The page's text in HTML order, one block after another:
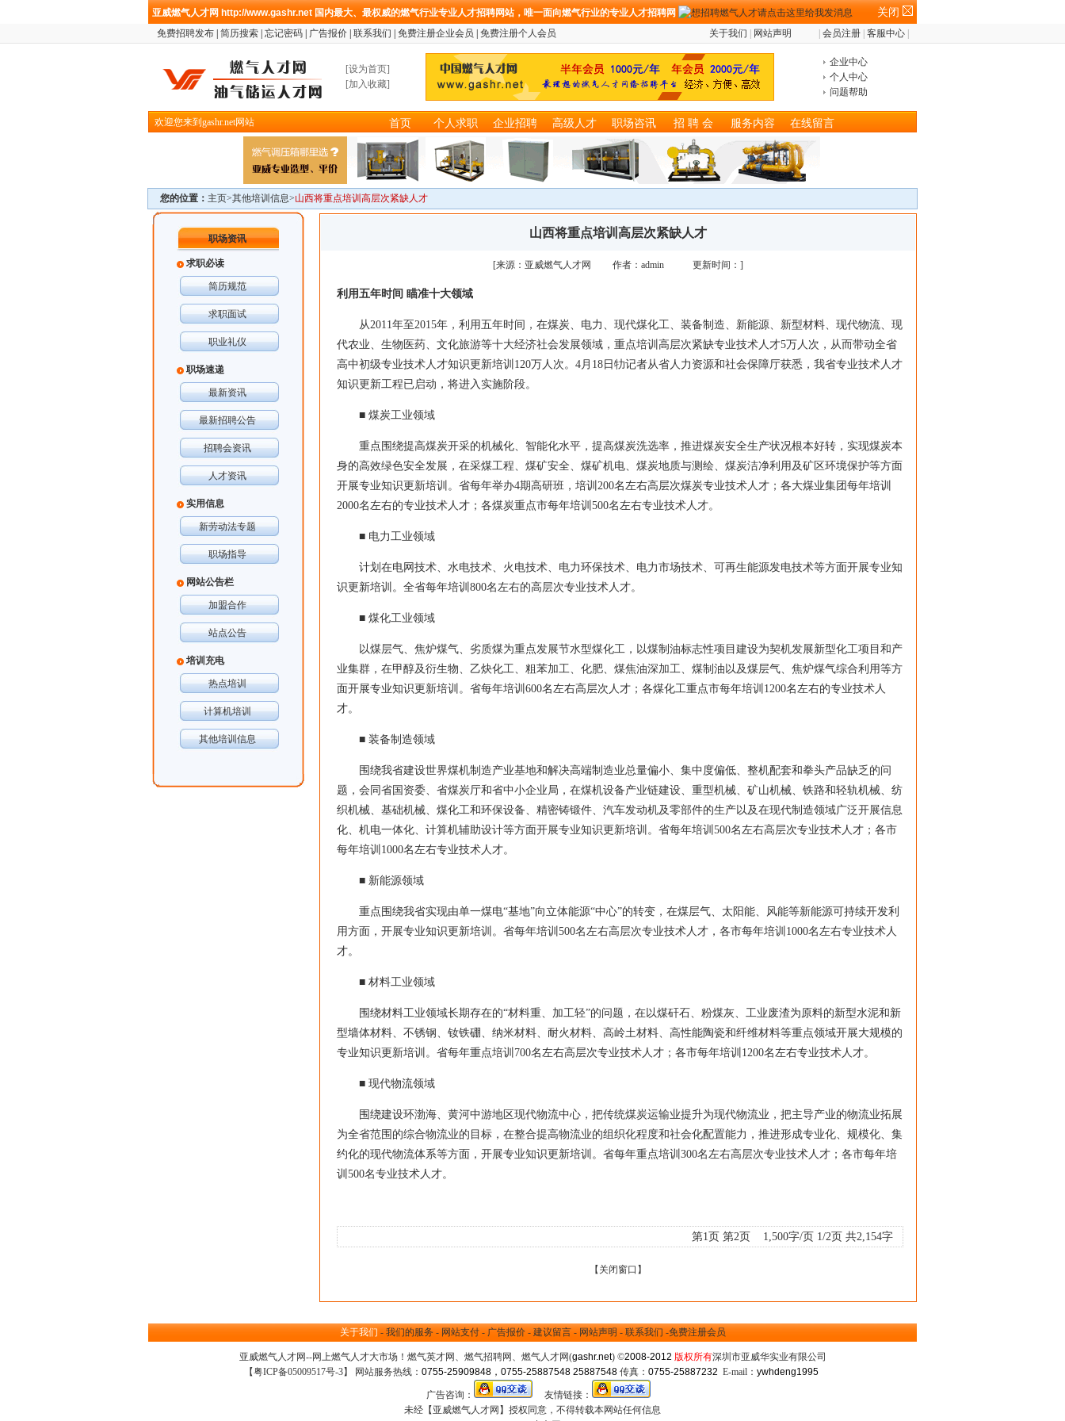
亚威燃气人才网 http://www.gashr.net 国内最大、最权威的燃气行业专业人才招聘网站，唯一面向燃气行业的专业人才招聘网 关闭
免费招聘发布 简历搜索 忘记密码 广告报价 联系我们 免费注册企业会员 免费注册个人会员 关于我们 网站声明 会员注册 客服中心
[设为首页]
[加入收藏]
企业中心
个人中心
问题帮助
欢迎您来到gashr.net网站 首页 个人求职 企业招聘 高级人才 职场咨讯 招 聘 会 服务内容 在线留言
您的位置： 主页>其他培训信息>山西将重点培训高层次紧缺人才
职场资讯
求职必读
简历规范
求职面试
职业礼仪
职场速递
最新资讯
最新招聘公告
招聘会资讯
人才资讯
实用信息
新劳动法专题
职场指导
网站公告栏
加盟合作
站点公告
培训充电
热点培训
计算机培训
其他培训信息
山西将重点培训高层次紧缺人才
[来源：亚威燃气人才网 作者：admin 更新时间：]
利用五年时间 瞄准十大领域
从2011年至2015年，利用五年时间，在煤炭、电力、现代煤化工、装备制造、新能源、新型材料、现代物流、现
代农业、生物医药、文化旅游等十大经济社会发展领域，重点培训高层次紧缺专业技术人才5万人次，从而带动全省
高中初级专业技术人才知识更新培训120万人次。4月18日牞记者从省人力资源和社会保障厅获悉，我省专业技术人才
知识更新工程已启动，将进入实施阶段。
■ 煤炭工业领域
重点围绕提高煤炭开采的机械化、智能化水平，提高煤炭洗选率，推进煤炭安全生产状况根本好转，实现煤炭本
身的高效绿色安全发展，在采煤工程、煤矿安全、煤矿机电、煤炭地质与测绘、煤炭洁净利用及矿区环境保护等方面
开展专业知识更新培训。省每年举办4期高研班，培训200名左右高层次煤炭专业技术人才；各大煤业集团每年培训
2000名左右的专业技术人才；各煤炭重点市每年培训500名左右专业技术人才。
■ 电力工业领域
计划在电网技术、水电技术、火电技术、电力环保技术、电力市场技术、可再生能源发电技术等方面开展专业知
识更新培训。全省每年培训800名左右的高层次专业技术人才。
■ 煤化工业领域
以煤层气、焦炉煤气、劣质煤为重点发展节水型煤化工，以煤制油标志性项目建设为契机发展新型化工项目和产
业集群，在甲醇及衍生物、乙炔化工、粗苯加工、化肥、煤焦油深加工、煤制油以及煤层气、焦炉煤气综合利用等方
面开展专业知识更新培训。省每年培训600名左右高层次人才；各煤化工重点市每年培训1200名左右的专业技术人
才。
■ 装备制造领域
围绕我省建设世界煤机制造产业基地和解决高端制造业总量偏小、集中度偏低、整机配套和拳头产品缺乏的问
题，会同省国资委、省煤炭厅和省中小企业局，在煤机设备产业链建设、重型机械、矿山机械、铁路和轻轨机械、纺
织机械、基础机械、煤化工和环保设备、精密铸锻件、汽车发动机及零部件的生产以及在现代制造领域广泛开展信息
化、机电一体化、计算机辅助设计等方面开展专业知识更新培训。省每年培训500名左右高层次专业技术人才；各市
每年培训1000名左右专业技术人才。
■ 新能源领域
重点围绕我省实现由单一煤电“基地”向立体能源“中心”的转变，在煤层气、太阳能、风能等新能源可持续开发利
用方面，开展专业知识更新培训。省每年培训500名左右高层次专业技术人才，各市每年培训1000名左右专业技术人
才。
■ 材料工业领域
围绕材料工业领域长期存在的“材料重、加工轻”的问题，在以煤矸石、粉煤灰、工业废渣为原料的新型水泥和新
型墙体材料、不锈钢、钕铁硼、纳米材料、耐火材料、高岭土材料、高性能陶瓷和纤维材料等重点领域开展大规模的
专业知识更新培训。省每年重点培训700名左右高层次专业技术人才；各市每年培训1200名左右专业技术人才。
■ 现代物流领域
围绕建设环渤海、黄河中游地区现代物流中心，把传统煤炭运输业提升为现代物流业，把主导产业的物流业拓展
为全省范围的综合物流业的目标，在整合提高物流业的组织化程度和社会化配置能力，推进形成专业化、规模化、集
约化的现代物流体系等方面，开展专业知识更新培训。省每年重点培训300名左右高层次专业技术人才；各市每年培
训500名专业技术人才。
第1页 第2页 1,500字/页 1/2页 共2,154字
【 关闭窗口 】
关于我们 - 我们的服务 - 网站支付- 广告报价- 建议留言- 网站声明 - 联系我们 -免费注册会员
亚威燃气人才网--网上燃气人才大市场 ！ 燃气英才网 、 燃气招聘网 、 燃气人才网(gashr.net) ©2008-2012 版权所有深圳市亚威华实业有限公司
【粤ICP备05009517号-3】 网站服务热线： 0755-25909848，0755-25887548 25887548 传真： 0755-25887232 E-mail： ywhdeng1995
广告咨询：
友情链接：
未经【亚威燃气人才网】授权同意，不得转载本网站任何信息